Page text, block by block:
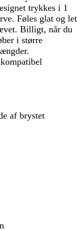
panorere
trykkes i 1
Føles glat og let
Billigt, når du
i større
af brystet